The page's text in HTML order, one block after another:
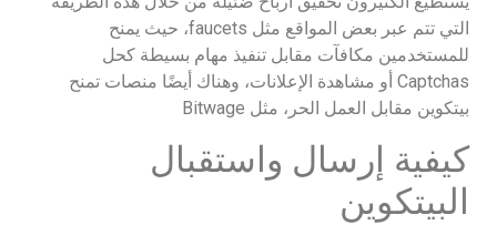
التي تتم عبر بعض المواقع مثل faucets، حيث يمنح
للمستخدمين مكافآت مقابل تنفيذ مهام بسيطة كحل
Captchas أو مشاهدة الإعلانات، وهناك أيضًا منصات تمنح
بيتكوين مقابل العمل الحر، مثل Bitwage
كيفية إرسال واستقبال
البيتكوين